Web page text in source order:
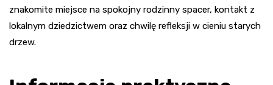
znakomite miejsce na spokojny rodzinny spacer, kontakt z
lokalnym dziedzictwem oraz chwilę refleksji w cieniu starych
drzew.